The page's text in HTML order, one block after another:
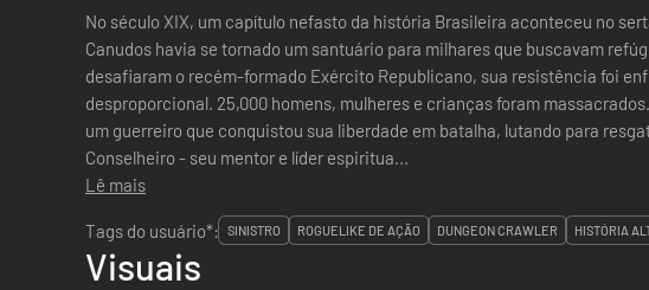
No século XIX, um capítulo nefasto da história Brasileira aconteceu no
Canudos havia se tornado um santuário para milhares que buscavam
desafiaram o recém-formado Exército Republicano, sua resistência foi
desproporcional. 25,000 homens, mulheres e crianças foram massacrados. Jogue como Pajéu,
um guerreiro que conquistou sua liberdade em batalha, lutando para
Conselheiro - seu mentor e líder espiritua...
Lê mais
Tags do usuário*:
SINISTRO ROGUELIKE DE AÇÃO DUNGEON CRAWLER HISTÓRIA
Visuais